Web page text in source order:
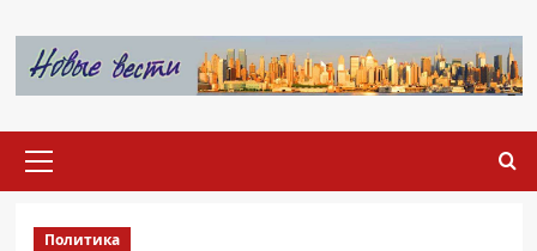
содержимому
меню
Политика